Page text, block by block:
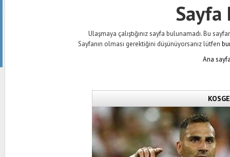
Sayfa
Ulaşmaya çalıştığınız sayfa bulunamadı. Bu
Sayfanın olması gerektiğini düşünüyorsanız lütfen
Ana